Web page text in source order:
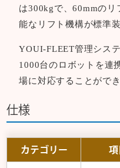
は300kgで、60mmの
能なリフト機構が標準
YOUI-FLEET管理シス
1000台のロボットを連
場に対応することができ
仕様
カテゴリー 項